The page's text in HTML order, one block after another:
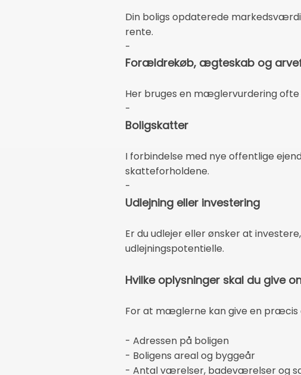
Din boligs opdaterede
rente.
-
Forældrekøb, ægteskab og
Her bruges en mæglervurdering
-
Boligskatter
I forbindelse med nye offentlige
skatteforholdene.
-
Udlejning eller investering
Er du udlejer eller ønsker at
udlejningspotentielle.
Hvilke oplysninger skal du give
For at mæglerne kan give en præcis
- Adressen på boligen
- Boligens areal og byggeår
- Antal værelser, badeværelser og